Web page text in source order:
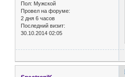
Пол: Мужской
Провел на форуме:
2 дня 6 часов
Последний визит:
30.10.2014 02:05